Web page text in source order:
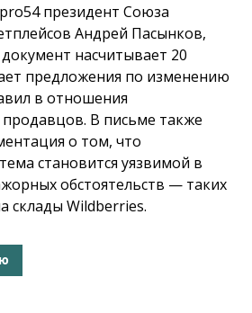
президент Союза
Андрей Пасынков,
насчитывает 20
предложения по изменению
в отношения
В письме также
о том, что
становится уязвимой в
обстоятельств — таких
склады Wildberries.